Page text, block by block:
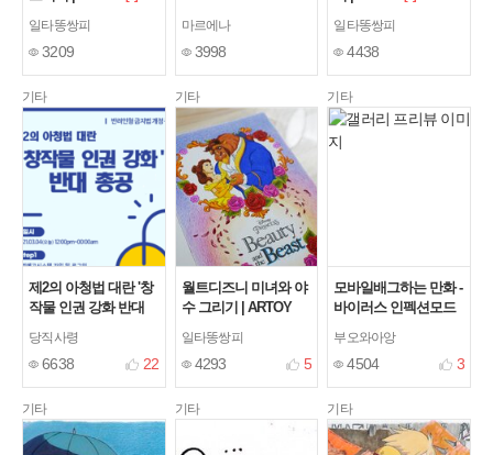
일타똥쌍피
3209
마르에나
3998
일타똥쌍피
4438
기타
제2의 아청법 대란 '창
작물 인권 강화 반대
모아주십시요
당직사령
6638 22
기타
월트디즈니 미녀와 야
수 그리기 | ARTOY
일타똥쌍피
4293 5
기타
모바일배그하는 만화 -
바이러스 인펙션모드
부오와아앙
4504 3
기타 기타 기타